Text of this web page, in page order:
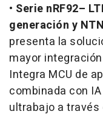
• Serie nRF92–
generación y
presenta la
mayor
Integra MCU de
combinada con
ultrabajo a través